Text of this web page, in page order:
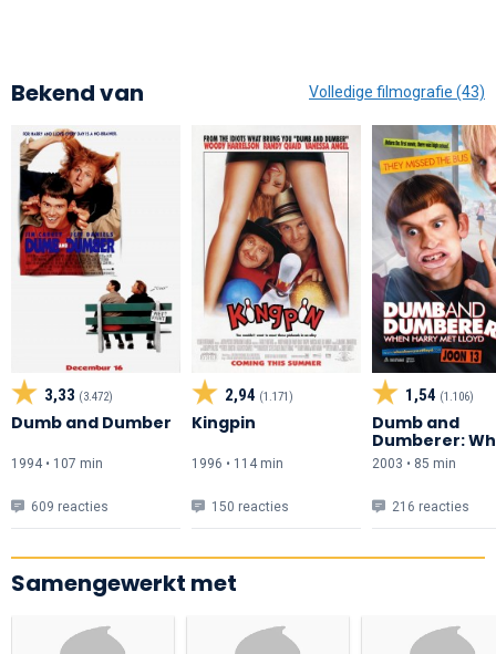
Bekend van Volledige filmografie (43)
3,33 (3.472)
Dumb and Dumber
1994 • 107 min
609 reacties
2,94 (1.171)
Kingpin
1996 • 114 min
150 reacties
1,54 (1.106)
Dumb and
Dumberer:
Harry Met
2003 • 85 min
216 reacties
Samengewerkt met